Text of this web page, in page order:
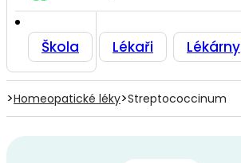
Škola Lékaři Lékárny
>Homeopatické léky>Streptococcinum